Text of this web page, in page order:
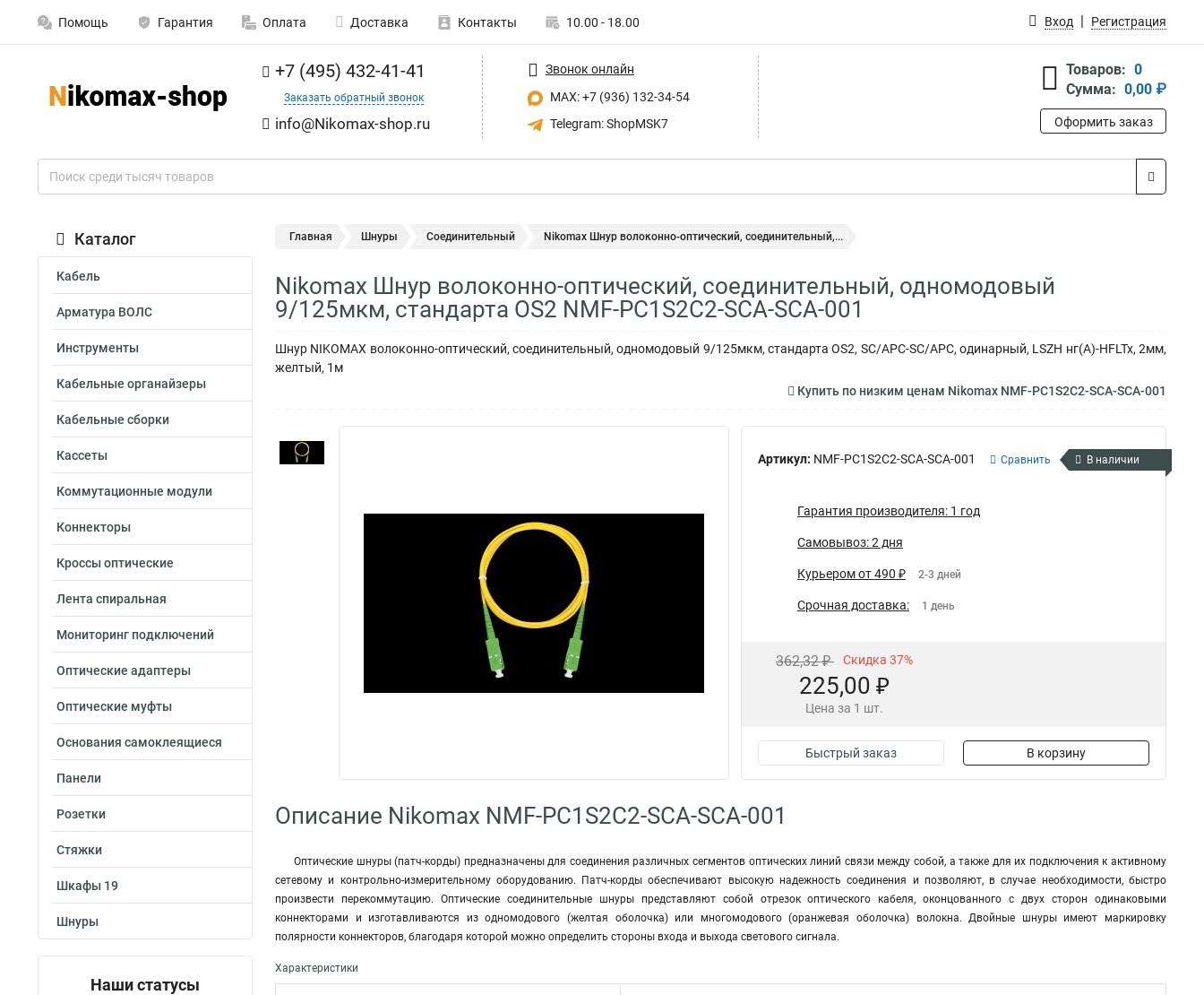
Помощь Гарантия Оплата Доставка Контакты 10.00 - 18.00 Вход Регистрация
+7 (495) 432-41-41
Заказать обратный звонок
info@Nikomax-shop.ru
Звонок онлайн
MAX: +7 (936) 132-34-54
Telegram: ShopMSK7
Товаров: 0
Сумма: 0,00 ₽
Оформить заказ
Каталог
Кабель
Арматура ВОЛС
Инструменты
Кабельные органайзеры
Кабельные сборки
Кассеты
Коммутационные модули
Коннекторы
Кроссы оптические
Лента спиральная
Мониторинг подключений
Оптические адаптеры
Оптические муфты
Основания самоклеящиеся
Панели
Розетки
Стяжки
Шкафы 19
Шнуры
Наши статусы
Главная Шнуры Соединительный Nikomax Шнур волоконно-оптический, соединительный,...
Nikomax Шнур волоконно-оптический, соединительный, одномодовый
9/125мкм, стандарта OS2 NMF-PC1S2C2-SCA-SCA-001
Шнур NIKOMAX волоконно-оптический, соединительный, одномодовый 9/125мкм, стандарта OS2, SC/APC-SC/APC, одинарный, LSZH нг(A)-HFLTx, 2мм,
желтый, 1м
Купить по низким ценам Nikomax NMF-PC1S2C2-SCA-SCA-001
Артикул: NMF-PC1S2C2-SCA-SCA-001 Сравнить В наличии
Гарантия производителя: 1 год
Самовывоз: 2 дня
Курьером от 490 ₽ 2-3 дней
Срочная доставка: 1 день
362,32 ₽ Скидка 37%
225,00 ₽
Цена за 1 шт.
Быстрый заказ В корзину
Описание Nikomax NMF-PC1S2C2-SCA-SCA-001
Оптические шнуры (патч-корды) предназначены для соединения различных сегментов оптических линий связи между собой, а также для их подключения к активному
сетевому и контрольно-измерительному оборудованию. Патч-корды обеспечивают высокую надежность соединения и позволяют, в случае необходимости, быстро
произвести перекоммутацию. Оптические соединительные шнуры представляют собой отрезок оптического кабеля, оконцованного с двух сторон одинаковыми
коннекторами и изготавливаются из одномодового (желтая оболочка) или многомодового (оранжевая оболочка) волокна. Двойные шнуры имеют маркировку
полярности коннекторов, благодаря которой можно определить стороны входа и выхода светового сигнала.
Характеристики